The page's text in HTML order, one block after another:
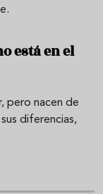
está en el
pero nacen de
diferencias,